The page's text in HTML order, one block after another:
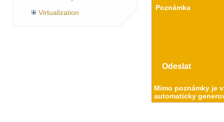
Virtualization
Poznámka
Mimo poznámky je
automaticky